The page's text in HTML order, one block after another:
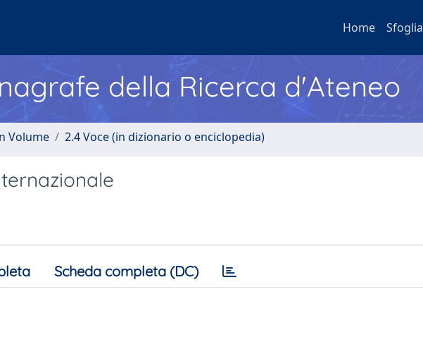
Home Sfoglia
della Ricerca d'Ateneo
Volume 2.4 Voce (in dizionario o enciclopedia)
Scheda completa (DC)